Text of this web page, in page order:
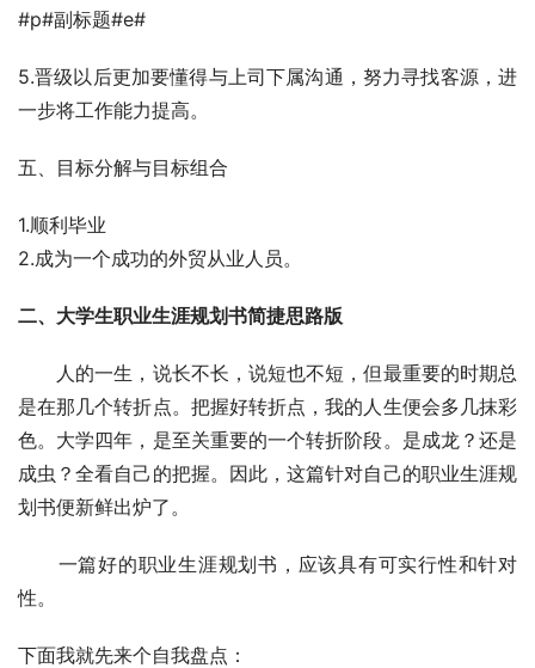
#p#副标题#e#
5.晋级以后更加要懂得与上司下属沟通，努力寻找客源，进
一步将工作能力提高。
五、目标分解与目标组合
1.顺利毕业
2.成为一个成功的外贸从业人员。
二、大学生职业生涯规划书简捷思路版
人的一生，说长不长，说短也不短，但最重要的时期总
是在那几个转折点。把握好转折点，我的人生便会多几抹彩
色。大学四年，是至关重要的一个转折阶段。是成龙？还是
成虫？全看自己的把握。因此，这篇针对自己的职业生涯规
划书便新鲜出炉了。
一篇好的职业生涯规划书，应该具有可实行性和针对
性。
下面我就先来个自我盘点：